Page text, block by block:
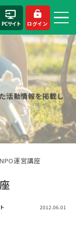
PCサイト ログイン
活動情報を掲載し
運営講座
2012.06.01